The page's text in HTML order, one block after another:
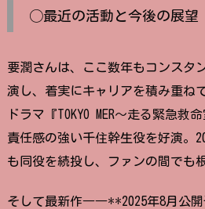
◯最近の活動と今後の展望
要潤さんは、ここ数年もコンスタ
演し、着実にキャリアを積み重ね
ドラマ『TOKYO MER〜走る緊急救
責任感の強い千住幹生役を好演。
も同役を続投し、ファンの間でも
そして最新作――**2025年8月公開